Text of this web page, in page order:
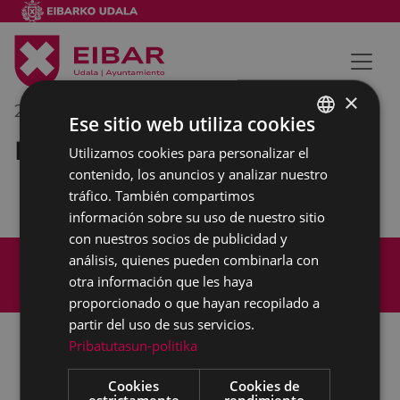
21/10/2019
Reunión interna municipal
Aviso legal
Política de cookies
Accesibilidad
BASQUE
SPANISH
×
Ese sitio web utiliza cookies
Utilizamos cookies para personalizar el
contenido, los anuncios y analizar nuestro
tráfico. También compartimos
información sobre su uso de nuestro sitio
con nuestros socios de publicidad y
análisis, quienes pueden combinarla con
otra información que les haya
proporcionado o que hayan recopilado a
partir del uso de sus servicios.
Pribatutasun-politika
Cookies
Cookies de